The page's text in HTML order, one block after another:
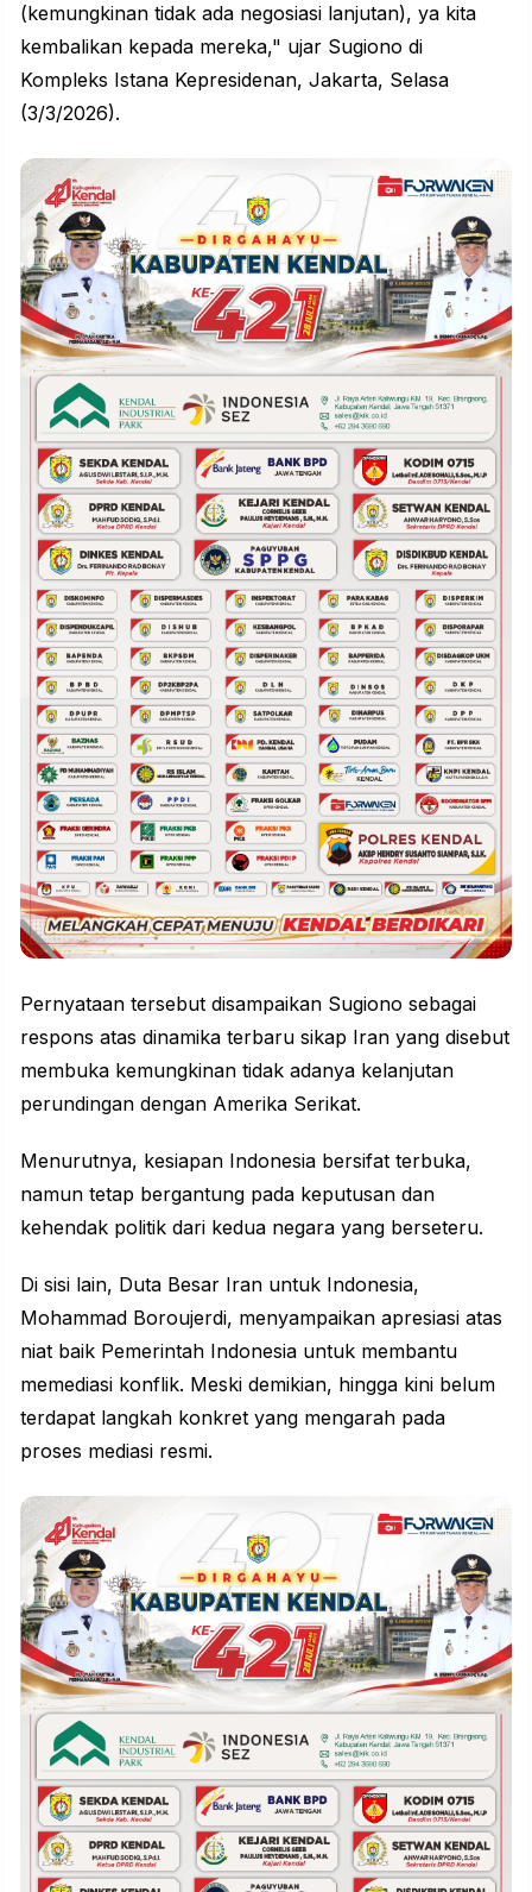
(kemungkinan tidak ada negosiasi lanjutan), ya kita
kembalikan kepada mereka," ujar Sugiono di
Kompleks Istana Kepresidenan, Jakarta, Selasa
(3/3/2026).
Pernyataan tersebut disampaikan Sugiono sebagai
respons atas dinamika terbaru sikap Iran yang disebut
membuka kemungkinan tidak adanya kelanjutan
perundingan dengan Amerika Serikat.
Menurutnya, kesiapan Indonesia bersifat terbuka,
namun tetap bergantung pada keputusan dan
kehendak politik dari kedua negara yang berseteru.
Di sisi lain, Duta Besar Iran untuk Indonesia,
Mohammad Boroujerdi, menyampaikan apresiasi atas
niat baik Pemerintah Indonesia untuk membantu
memediasi konflik. Meski demikian, hingga kini belum
terdapat langkah konkret yang mengarah pada
proses mediasi resmi.